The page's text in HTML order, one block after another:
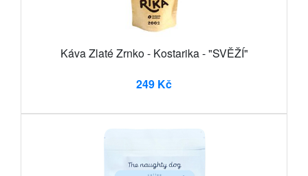
Káva Zlaté Zrnko - Kostarika - "SVĚŽÍ"
249 Kč